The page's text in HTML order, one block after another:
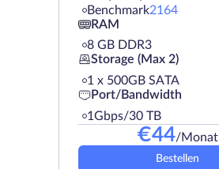
Benchmark2164
RAM
8 GB DDR3
Storage (Max 2)
1 х 500GB SATA
Port/Bandwidth
1Gbps/30 TB
€44/Monat
Bestellen